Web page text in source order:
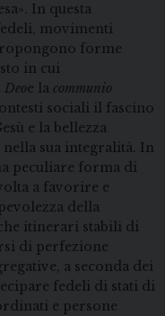
In questa
movimenti
forme
in cui
Deoe la communio
sociali il fascino
e la bellezza
nella sua integralità. In
peculiare forma di
a favorire e
della
itinerari stabili di
di perfezione
a seconda dei
fedeli di stati di
e persone